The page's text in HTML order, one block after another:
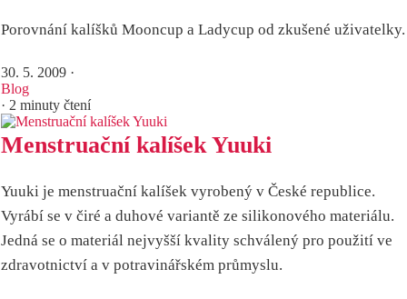
Porovnání kalíšků Mooncup a Ladycup od zkušené uživatelky.
30. 5. 2009 ·
Blog
· 2 minuty čtení
Menstruační kalíšek Yuuki
Yuuki je menstruační kalíšek vyrobený v České republice.
Vyrábí se v čiré a duhové variantě ze silikonového materiálu.
Jedná se o materiál nejvyšší kvality schválený pro použití ve
zdravotnictví a v potravinářském průmyslu.